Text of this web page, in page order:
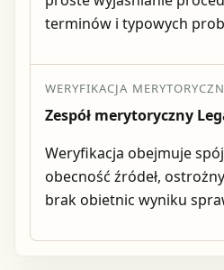
terminów i typowych
WERYFIKACJA
Zespół merytoryczny
Weryfikacja obejmuje
obecność źródeł,
brak obietnic wyniku